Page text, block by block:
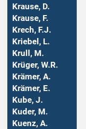
Krause, D.
Krause, F.
Krech, F.J.
Kriebel, L.
Krull, M.
Krüger, W.R.
Krämer, A.
Krämer, E.
Kube, J.
Kuder, M.
Kuenz, A.